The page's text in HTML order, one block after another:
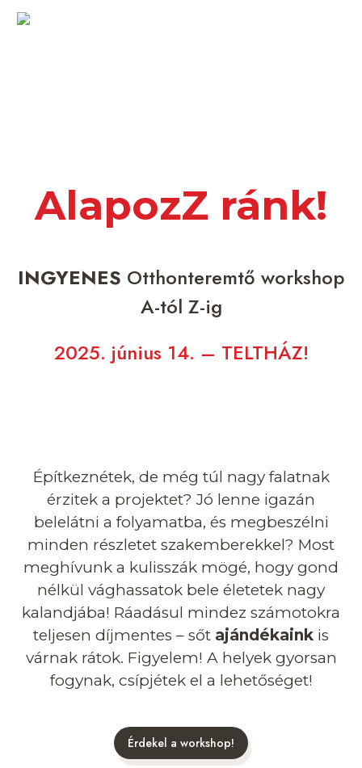
AlapozZ ránk!
INGYENES Otthonteremtő workshop
A-tól Z-ig
2025. június 14. – TELTHÁZ!
Építkeznétek, de még túl nagy falatnak
érzitek a projektet? Jó lenne igazán
belelátni a folyamatba, és megbeszélni
minden részletet szakemberekkel? Most
meghívunk a kulisszák mögé, hogy gond
nélkül vághassatok bele életetek nagy
kalandjába! Ráadásul mindez számotokra
teljesen díjmentes – sőt ajándékaink is
várnak rátok. Figyelem! A helyek gyorsan
fogynak, csípjétek el a lehetőséget!
Érdekel a workshop!